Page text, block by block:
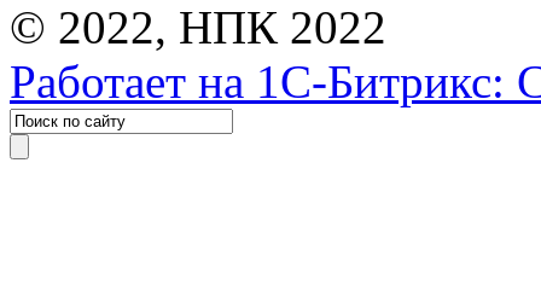
© 2022, НПК 2022
Работает на 1С-Битрикс: